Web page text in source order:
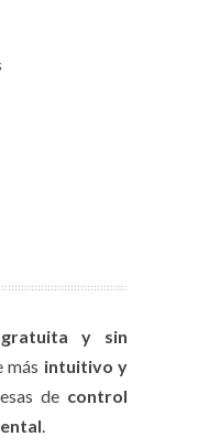
gratuita y sin
más intuitivo y
de control
.